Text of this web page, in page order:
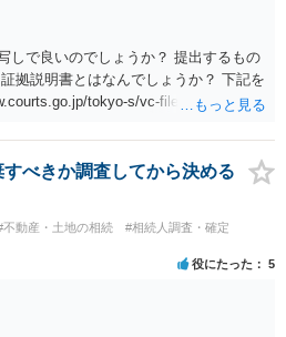
しで良いのでしょうか？ 提出するもの
拠説明書とはなんでしょうか？ 下記を
tokyo-s/vc-files/tokyo-s/file/
べきか調査してから決める
不動産・土地の相続
#相続人調査・確定
役にたった 5